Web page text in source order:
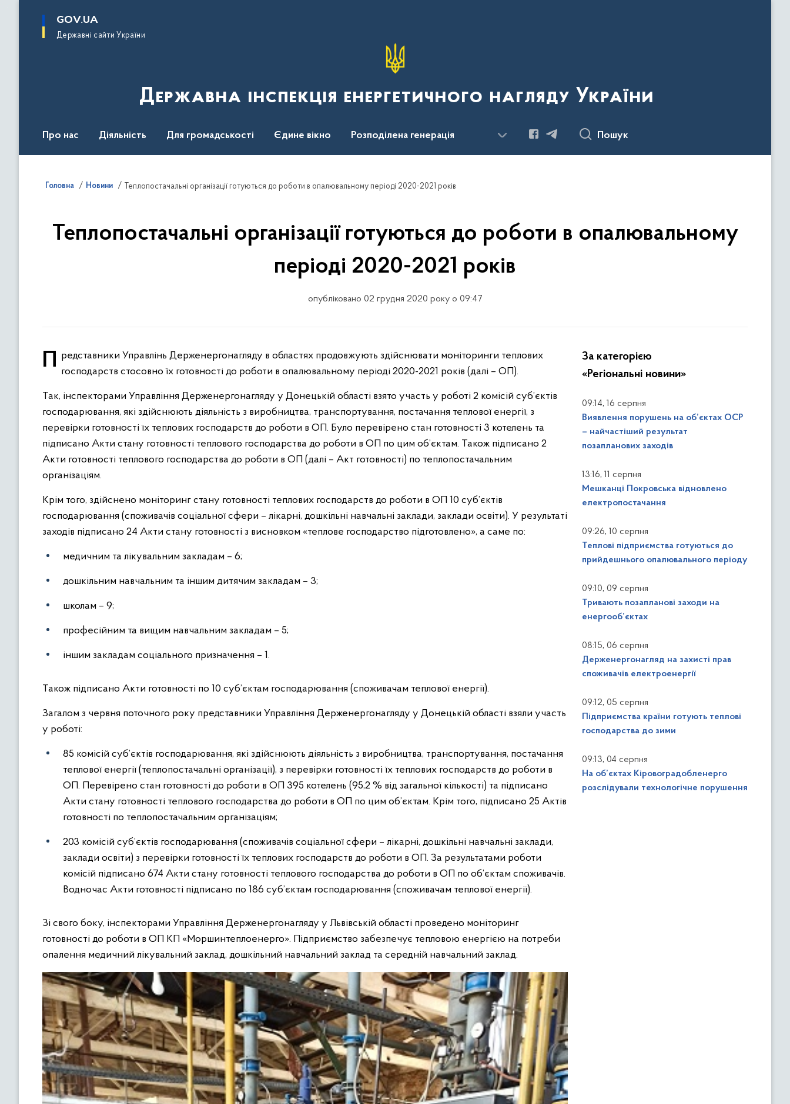
основного
GOV.UA
Державні сайти України
Державна інспекція енергетичного нагляду України
Про нас Діяльність Для громадськості Єдине вікно Розподілена генерація Пошук
Головна Новини Теплопостачальні організації готуються до роботи в опалювальному періоді 2020-2021 років
Теплопостачальні організації готуються до роботи в опалювальному
періоді 2020-2021 років
опубліковано 02 грудня 2020 року о 09:47
Представники Управлінь Держенергонагляду в областях продовжують здійснювати моніторинги теплових господарств стосовно їх готовності до роботи в опалювальному періоді 2020-2021 років (далі – ОП).
Так, інспекторами Управління Держенергонагляду у Донецькій області взято участь у роботі 2 комісій суб’єктів
господарювання, які здійснюють діяльність з виробництва, транспортування, постачання теплової енергії, з
перевірки готовності їх теплових господарств до роботи в ОП. Було перевірено стан готовності 3 котелень та
підписано Акти стану готовності теплового господарства до роботи в ОП по цим об’єктам. Також підписано 2
Акти готовності теплового господарства до роботи в ОП (далі – Акт готовності) по теплопостачальним
організаціям.
Крім того, здійснено моніторинг стану готовності теплових господарств до роботи в ОП 10 суб’єктів
господарювання (споживачів соціальної сфери – лікарні, дошкільні навчальні заклади, заклади освіти). У результаті
заходів підписано 24 Акти стану готовності з висновком «теплове господарство підготовлено», а саме по:
медичним та лікувальним закладам – 6;
дошкільним навчальним та іншим дитячим закладам – 3;
школам – 9;
професійним та вищим навчальним закладам – 5;
іншим закладам соціального призначення – 1.
Також підписано Акти готовності по 10 суб’єктам господарювання (споживачам теплової енергії).
Загалом з червня поточного року представники Управління Держенергонагляду у Донецькій області взяли участь
у роботі:
85 комісій суб’єктів господарювання, які здійснюють діяльність з виробництва, транспортування, постачання
теплової енергії (теплопостачальні організації), з перевірки готовності їх теплових господарств до роботи в
ОП. Перевірено стан готовності до роботи в ОП 395 котелень (95,2 % від загальної кількості) та підписано
Акти стану готовності теплового господарства до роботи в ОП по цим об’єктам. Крім того, підписано 25 Актів
готовності по теплопостачальним організаціям;
203 комісій суб’єктів господарювання (споживачів соціальної сфери – лікарні, дошкільні навчальні заклади,
заклади освіти) з перевірки готовності їх теплових господарств до роботи в ОП. За результатами роботи
комісій підписано 674 Акти стану готовності теплового господарства до роботи в ОП по об’єктам споживачів.
Водночас Акти готовності підписано по 186 суб’єктам господарювання (споживачам теплової енергії).
Зі свого боку, інспекторами Управління Держенергонагляду у Львівській області проведено моніторинг
готовності до роботи в ОП КП «Моршинтеплоенерго». Підприємство забезпечує тепловою енергією на потреби
опалення медичний лікувальний заклад, дошкільний навчальний заклад та середній навчальний заклад.
За категорією
«Регіональні новини»
09:14, 16 серпня
Виявлення порушень на об’єктах ОСР
– найчастіший результат
позапланових заходів
13:16, 11 серпня
Мешканці Покровська відновлено
електропостачання
09:26, 10 серпня
Теплові підприємства готуються до
прийдешнього опалювального періоду
09:10, 09 серпня
Тривають позапланові заходи на
енергооб’єктах
08:15, 06 серпня
Держенергонагляд на захисті прав
споживачів електроенергії
09:12, 05 серпня
Підприємства країни готують теплові
господарства до зими
09:13, 04 серпня
На об’єктах Кіровоградобленерго
розслідували технологічне порушення